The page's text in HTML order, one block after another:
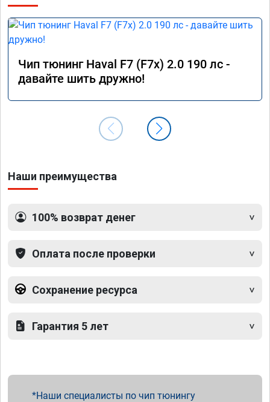
Чип тюнинг Haval F7 (F7x) 2.0 190 лс -
давайте шить дружно!
Наши преимущества
100% возврат денег
Оплата после проверки
Сохранение ресурса
Гарантия 5 лет
Наши специалисты по чип тюнингу